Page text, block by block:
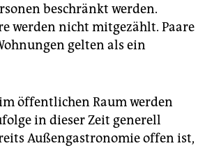
beschränkt werden.
werden nicht mitgezählt. Paare
gelten als ein
öffentlichen Raum werden
in dieser Zeit generell
Außengastronomie offen ist,